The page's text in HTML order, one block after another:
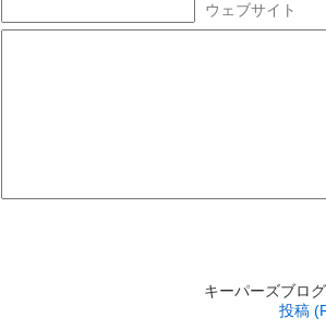
ウェブサイト
キーパーズブロ
投稿